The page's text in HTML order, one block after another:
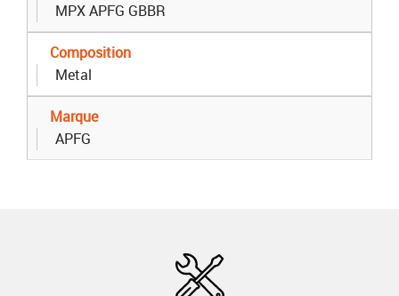
MPX APFG GBBR
Composition
Metal
Marque
APFG